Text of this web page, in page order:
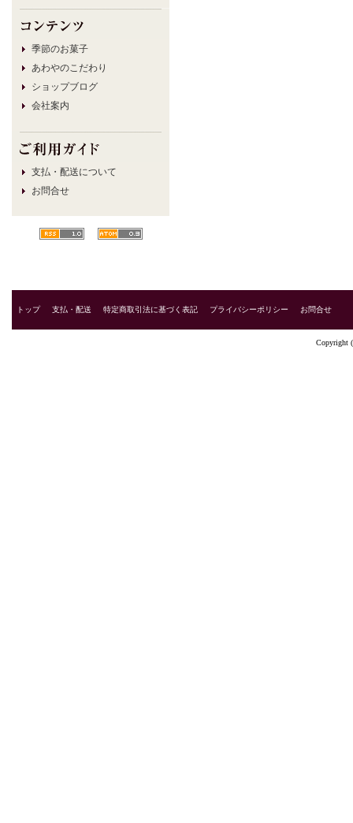
季節のお菓子
あわやのこだわり
ショップブログ
会社案内
支払・配送について
お問合せ
トップ 支払・配送 特定商取引法に基づく表記 プライバシーポリシー お問合せ
Copyright